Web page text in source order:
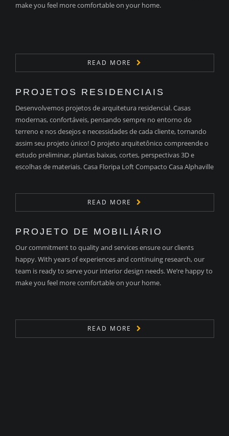
make you feel more comfortable on your home.
READ MORE
PROJETOS RESIDENCIAIS
Desenvolvemos projetos de arquitetura residencial. Casas
modernas, confortáveis, pensando sempre no entorno do
terreno e nos desejos e necessidades de cada cliente, tornando
assim seu projeto único! O projeto arquitetônico compreende o
estudo preliminar, plantas baixas, cortes, perspectivas 3D e
escolhas de materiais. Casa Floripa Loft Compacto Casa Alphaville
READ MORE
PROJETO DE MOBILIÁRIO
Our commitment to quality and services ensure our clients
happy. With years of experiences and continuing research, our
team is ready to serve your interior design needs. We’re happy to
make you feel more comfortable on your home.
READ MORE